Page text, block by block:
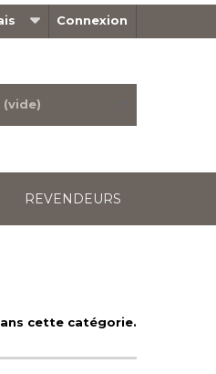
Connexion
(vide)
REVENDEURS
cette catégorie.